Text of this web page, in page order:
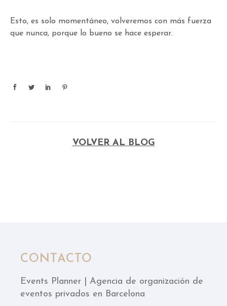
Esto, es solo momentáneo, volveremos con más fuerza
que nunca, porque lo bueno se hace esperar.
VOLVER AL BLOG
CONTACTO
Events Planner | Agencia de organización de
eventos privados en Barcelona